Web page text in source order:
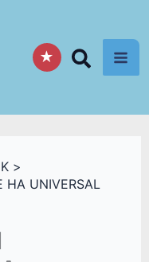
★
UNIVERSAL